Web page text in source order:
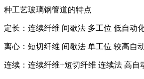
种工艺玻璃钢管道的特点
定长：连续纤维 间歇法 多工位 低自动
离心：短切纤维 间歇法 单工位 较高自
连续：连续纤维+短切纤维 连续法 高自